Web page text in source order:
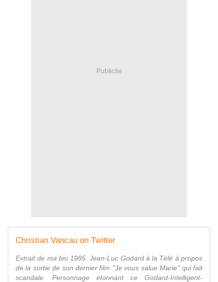
Publicité
Christian Vancau on Twitter
Extrait de ma bio 1985. Jean-Luc Godard à la Télé à propos
de la sortie de son dernier film "Je vous salue Marie" qui fait
scandale. Personnage étonnant ce Godard-Intelligent-